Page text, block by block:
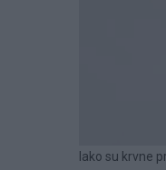
Iako su krvne